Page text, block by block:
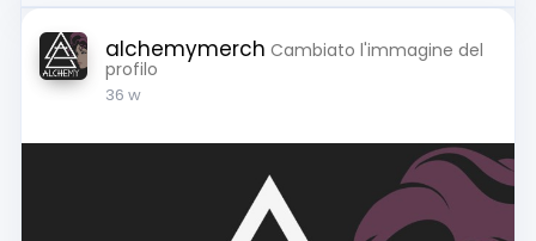
alchemymerch Cambiato l'immagine del
profilo
36 w